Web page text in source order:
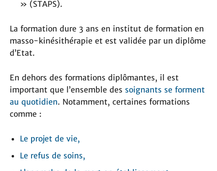
» (STAPS).
La formation dure 3 ans en institut de formation en
masso-kinésithérapie et est validée par un diplôme
d’Etat.
En dehors des formations diplômantes, il est
important que l’ensemble des soignants se forment
au quotidien. Notamment, certaines formations
comme :
Le projet de vie,
Le refus de soins,